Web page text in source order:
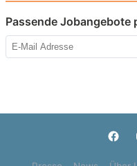
Passende Jobangebote